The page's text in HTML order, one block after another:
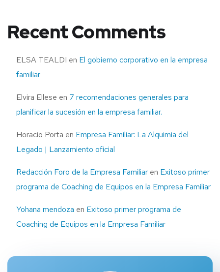
Recent Comments
ELSA TEALDI en El gobierno corporativo en la empresa
familiar
Elvira Ellese en 7 recomendaciones generales para
planificar la sucesión en la empresa familiar.
Horacio Porta en Empresa Familiar: La Alquimia del
Legado | Lanzamiento oficial
Redacción Foro de la Empresa Familiar en Exitoso primer
programa de Coaching de Equipos en la Empresa Familiar
Yohana mendoza en Exitoso primer programa de
Coaching de Equipos en la Empresa Familiar